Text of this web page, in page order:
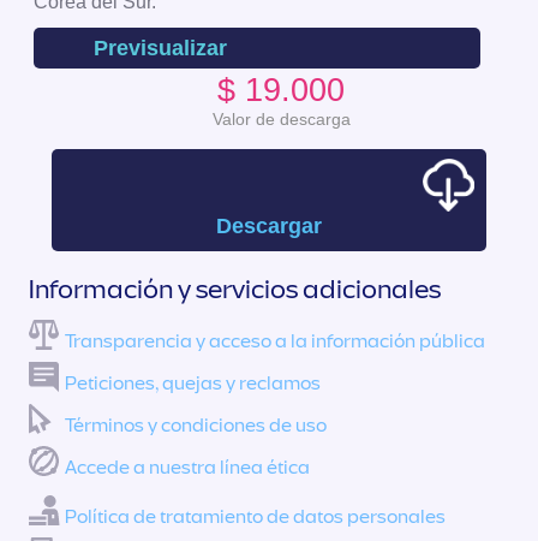
Previsualizar
$ 19.000
Valor de descarga
Descargar
Información y servicios adicionales
Transparencia y acceso a la información pública
Peticiones, quejas y reclamos
Términos y condiciones de uso
Accede a nuestra línea ética
Política de tratamiento de datos personales